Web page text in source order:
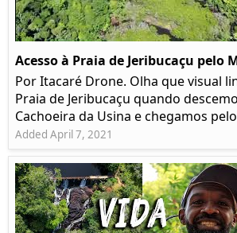
Acesso à Praia de Jeribucaçu pelo
Por Itacaré Drone. Olha que visual
Praia de Jeribucaçu quando
Cachoeira da Usina e chegamos
Added April 7, 2021